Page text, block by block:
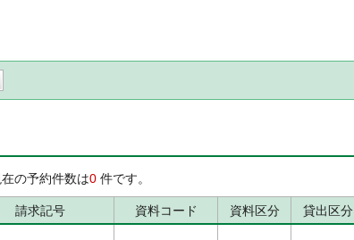
の予約件数は0 件です。
請求記号 資料コード 資料区分 貸出区分